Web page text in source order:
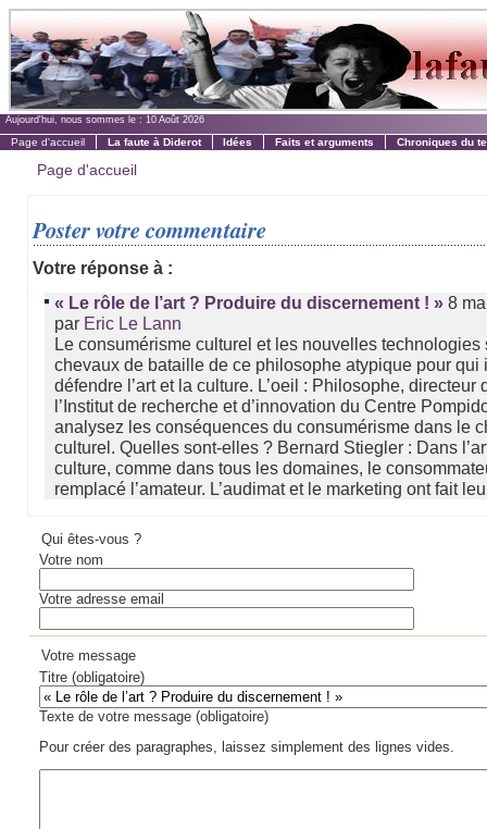
Aujourd'hui, nous sommes le : 10 Août 2026
Page d'accueil La faute à Diderot Idées Faits et arguments Chroniques du
Page d'accueil
Poster votre commentaire
Votre réponse à :
« Le rôle de l’art ? Produire du discernement ! » 8
par Eric Le Lann
Le consumérisme culturel et les nouvelles technologies
chevaux de bataille de ce philosophe atypique pour qui
défendre l’art et la culture. L’oeil : Philosophe, directeur
l’Institut de recherche et d’innovation du Centre
analysez les conséquences du consumérisme dans le
culturel. Quelles sont-elles ? Bernard Stiegler : Dans
culture, comme dans tous les domaines, le
remplacé l’amateur. L’audimat et le marketing ont fait
Qui êtes-vous ?
Votre nom
Votre adresse email
Votre message
Titre (obligatoire)
Texte de votre message (obligatoire)
Pour créer des paragraphes, laissez simplement des lignes vides.